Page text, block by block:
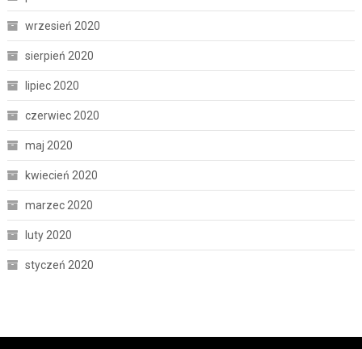
wrzesień 2020
sierpień 2020
lipiec 2020
czerwiec 2020
maj 2020
kwiecień 2020
marzec 2020
luty 2020
styczeń 2020